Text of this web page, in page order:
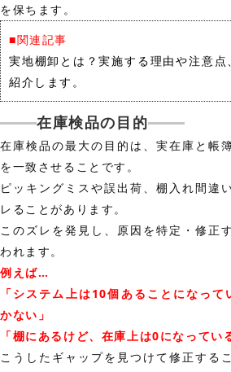
を保ちます。
■関連記事
実地棚卸とは？実施する理由や注意
紹介します。
在庫検品の目的
在庫検品の最大の目的は、実在庫と帳
を一致させることです。
ピッキングミスや誤出荷、棚入れ間違
レることがあります。
このズレを発見し、原因を特定・修正
われます。
例えば…
「システム上は10個あることになっ
かない」
「棚にあるけど、在庫上は0になってい
こうしたギャップを見つけて修正する